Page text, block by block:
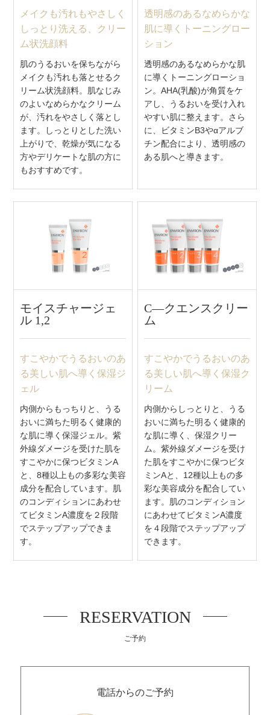
メイクも汚れもやさしく
しっとり洗える、クリー
ム状洗顔料
肌のうるおいを保ちながら
メイクも汚れも落とせるク
リーム状洗顔料。肌なじみ
のよいなめらかなクリーム
が、汚れをやさしく落とし
ます。しっとりとした洗い
上がりで、乾燥が気になる
方やデリケートな肌の方に
もおすすめです。
透明感のあるなめらかな
肌に導くトーニングロー
ション
透明感のあるなめらかな肌
に導くトーニングローショ
ン。AHA(乳酸)が角質をケ
アし、うるおいを受け入れ
やすい肌に整えます。さら
に、ビタミンB3やαアルブ
チン配合により、透明感の
ある肌へと導きます。
モイスチャージェ
ル 1,2
すこやかでうるおいのあ
る美しい肌へ導く保湿ジ
ェル
内側からもっちりと、うる
おいに満ちた明るく健康的
な肌に導く保湿ジェル。紫
外線ダメージを受けた肌を
すこやかに保つビタミンA
と、8種以上もの多彩な美容
成分を配合しています。肌
のコンディションにあわせ
てビタミンA濃度を２段階
でステップアップできま
す。
C―クエンスクリー
ム
すこやかでうるおいのあ
る美しい肌へ導く保湿ク
リーム
内側からしっとりと、うる
おいに満ちた明るく健康的
な肌に導く、保湿クリー
ム。紫外線ダメージを受け
た肌をすこやかに保つビタ
ミンAと、12種以上もの多
彩な美容成分を配合してい
ます。肌のコンディション
にあわせてビタミンA濃度
を４段階でステップアップ
できます。
RESERVATION
ご予約
電話からのご予約